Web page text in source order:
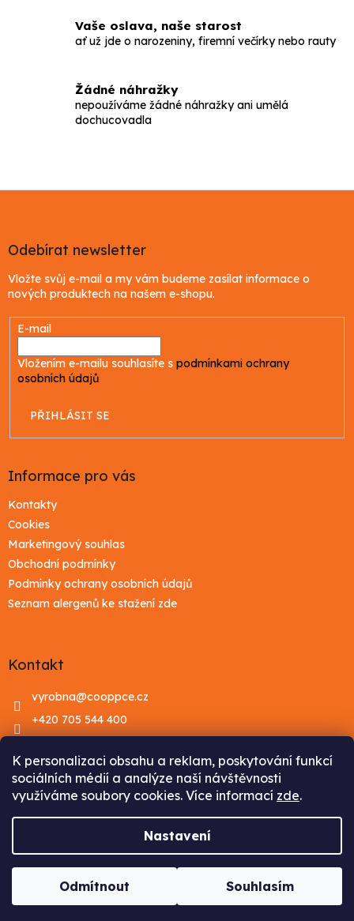
K personalizaci obsahu a reklam, poskytování funkcí
sociálních médií a analýze naší návštěvnosti
využíváme soubory cookies. Více informací zde.
Nastavení
Odmítnout Souhlasím
Vaše oslava, naše starost
ať už jde o narozeniny, firemní večírky nebo rauty
Žádné náhražky
nepoužíváme žádné náhražky ani umělá
dochucovadla
Z
aOdebírat newsletter
Vložte svůj e-mail a my vám budeme zasílat informace o
nových produktech na našem e-shopu.
E-mail
Vložením e-mailu souhlasíte s podmínkami ochrany
osobních údajů
PŘIHLÁSIT SE
Informace pro vás
Kontakty
Cookies
Marketingový souhlas
Obchodní podmínky
Podmínky ochrany osobních údajů
Seznam alergenů ke stažení zde
Kontakt
vyrobna@cooppce.cz
+420 705 544 400
Youtube
Copyright 2026COOP Pardubice. Všechna práva
vyhrazena.
Upravit nastavení cookies